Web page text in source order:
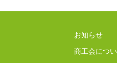
お知らせ
商工会につ